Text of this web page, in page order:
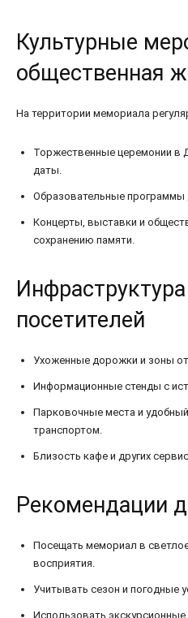
Культурные
общественная
На территории мемориала
Торжественные церемонии в
даты.
Образовательные программы
Концерты, выставки и
сохранению памяти.
посетителей
Ухоженные дорожки и зоны
Информационные стенды с
Парковочные места и
транспортом.
Близость кафе и других
Рекомендации
Посещать мемориал в
восприятия.
Учитывать сезон и погодные
Использовать экскурсионные